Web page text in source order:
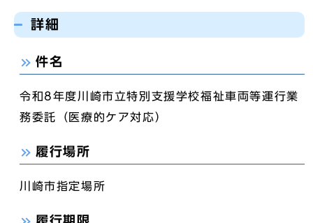
詳細
件名
令和8年度川崎市立特別支援学校福祉車両等運行業
務委託（医療的ケア対応）
履行場所
川崎市指定場所
履行期限